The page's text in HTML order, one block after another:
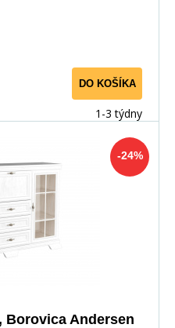
DO KOŠÍKA
1-3 týdny
-24%
Borovica Andersen